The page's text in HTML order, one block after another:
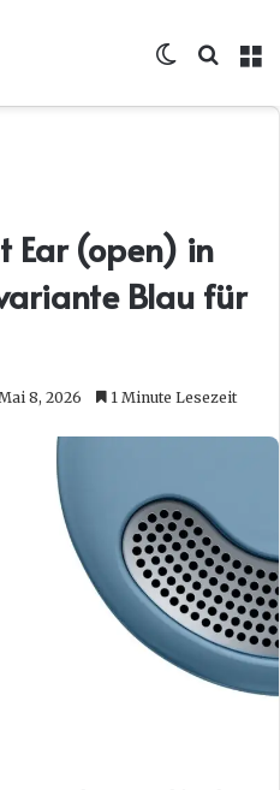
Skin
Ear (open) in
Blau für
8, 2026 1 Minute Lesezeit